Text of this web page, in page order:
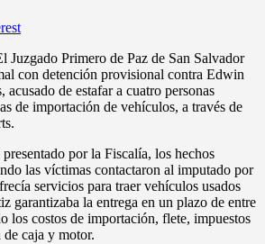
Primero de Paz de San Salvador
con detención provisional contra Edwin
de estafar a cuatro personas
de importación de vehículos, a través de
por la Fiscalía, los hechos
las víctimas contactaron al imputado por
servicios para traer vehículos usados
garantizaba la entrega en un plazo de entre
los costos de importación, flete, impuestos
de caja y motor.